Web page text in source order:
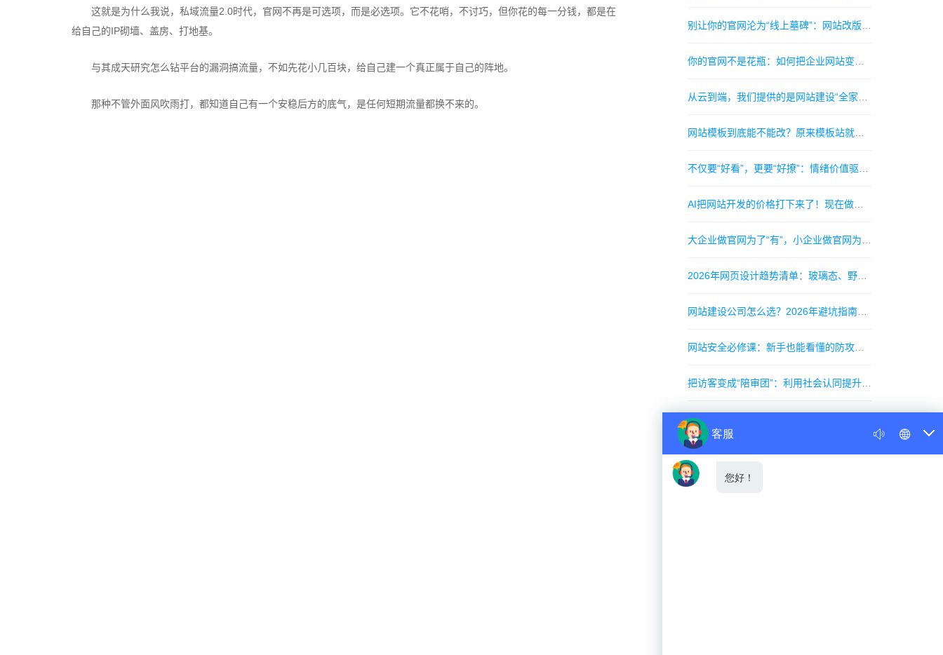
这就是为什么我说，私域流量2.0时代，官网不再是可选项，而是必选项。它不花哨，不讨巧，但你花的每一分钱，都是在
给自己的IP砌墙、盖房、打地基。
与其成天研究怎么钻平台的漏洞搞流量，不如先花小几百块，给自己建一个真正属于自己的阵地。
那种不管外面风吹雨打，都知道自己有一个安稳后方的底气，是任何短期流量都换不来的。
网站模板到底能不能改？原来模板站就是现成的定制站！
不仅要“好看”，更要“好撩”：情绪价值驱动的网页设计新趋势
AI把网站开发的价格打下来了！现在做个官网只要一顿火锅钱？
2026年网页设计趋势清单：玻璃态、野蛮主义和超个性插画
网站建设公司怎么选？2026年避坑指南：12万家服务商中只有5%靠谱
网站安全必修课：新手也能看懂的防攻击与数据备份策略
把访客变成“陪审团”：利用社会认同提升网站转化率的隐秘策略
分类目录